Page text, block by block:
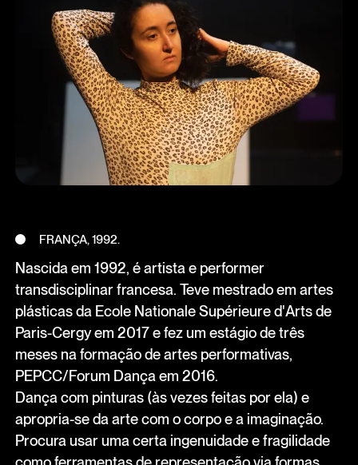
FRANÇA, 1992.
Nascida em 1992, é artista e performer
transdisciplinar francesa. Teve mestrado em artes
plásticas da Ecole Nationale Supérieure d'Arts de
Paris-Cergy em 2017 e fez um estágio de três
meses na formação de artes performativas,
PEPCC/Forum Dança em 2016.
Dança com pinturas (às vezes feitas por ela) e
apropria-se da arte com o corpo e a imaginação.
Procura usar uma certa ingenuidade e fragilidade